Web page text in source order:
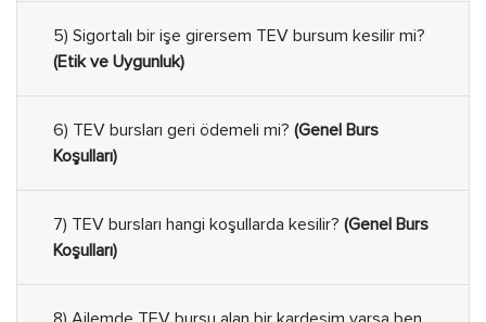
5) Sigortalı bir işe girersem TEV bursum kesilir mi?
(Etik ve Uygunluk)
6) TEV bursları geri ödemeli mi? (Genel Burs
Koşulları)
7) TEV bursları hangi koşullarda kesilir? (Genel Burs
Koşulları)